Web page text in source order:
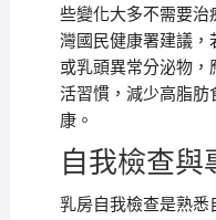
些變化大多不需要治
灣國民健康署建議，
或乳頭異常分泌物
活習慣，減少高脂肪
康。
自我檢查與
乳房自我檢查是熟悉